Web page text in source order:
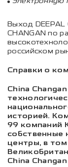
Выход DEEPAL
CHANGAN по
российском
Справки о
China
историей.
99 компаний
собственные
центры, в
China